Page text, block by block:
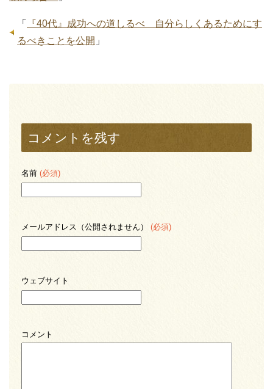
「
『40代』成功への道しるべ 自分らしくあるためにす
るべきことを公開 」
コメントを残す
名前 (必須)
メールアドレス（公開されません） (必須)
ウェブサイト
コメント